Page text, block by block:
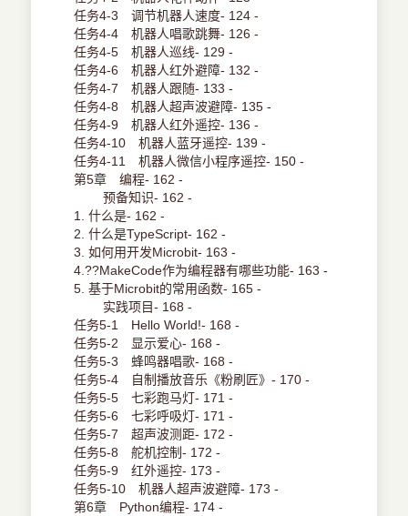
任务4-3 调节机器人速度- 124 -
任务4-4 机器人唱歌跳舞- 126 -
任务4-5 机器人巡线- 129 -
任务4-6 机器人红外避障- 132 -
任务4-7 机器人跟随- 133 -
任务4-8 机器人超声波避障- 135 -
任务4-9 机器人红外遥控- 136 -
任务4-10 机器人蓝牙遥控- 139 -
任务4-11 机器人微信小程序遥控- 150 -
第5章 编程- 162 -
预备知识- 162 -
1. 什么是- 162 -
2. 什么是TypeScript- 162 -
3. 如何用开发Microbit- 163 -
4.??MakeCode作为编程器有哪些功能- 163 -
5. 基于Microbit的常用函数- 165 -
实践项目- 168 -
任务5-1 Hello World!- 168 -
任务5-2 显示爱心- 168 -
任务5-3 蜂鸣器唱歌- 168 -
任务5-4 自制播放音乐《粉刷匠》- 170 -
任务5-5 七彩跑马灯- 171 -
任务5-6 七彩呼吸灯- 171 -
任务5-7 超声波测距- 172 -
任务5-8 舵机控制- 172 -
任务5-9 红外遥控- 173 -
任务5-10 机器人超声波避障- 173 -
第6章 Python编程- 174 -